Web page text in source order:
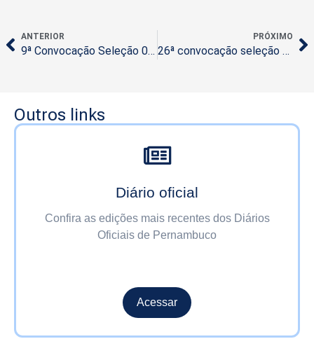
ANTERIOR
9ª Convocação Seleção 016/2024 – Profissionais para Rede Assistencial
PRÓXIMO
26ª convocação seleção nº 074/2022
Outros links
Diário oficial
Confira as edições mais recentes dos Diários
Oficiais de Pernambuco
Acessar